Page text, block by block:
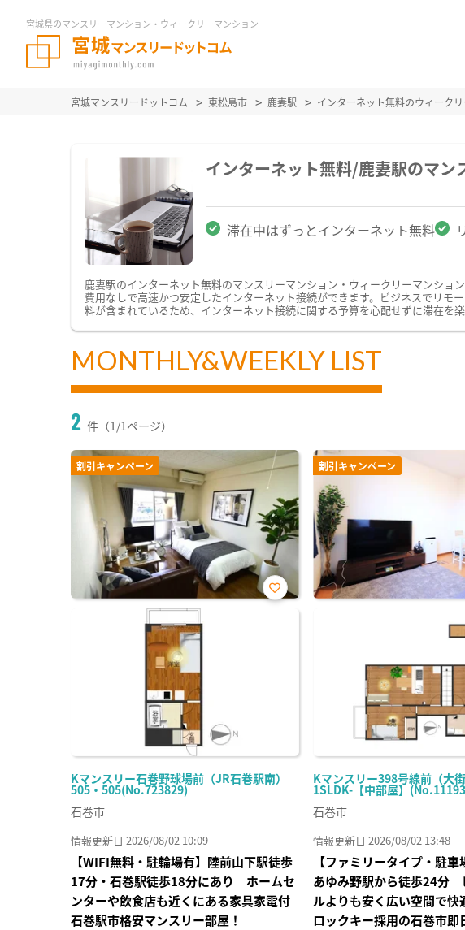
宮城県のマンスリーマンション・ウィークリーマンション
宮城マンスリードットコム 東松島市 鹿妻駅 インターネット無料のウィーク
インターネット無料/鹿妻駅のマ
滞在中はずっとインターネット無料
鹿妻駅のインターネット無料のマンスリーマンション・ウィークリーマンシ
費用なしで高速かつ安定したインターネット接続ができます。ビジネスでリ
料が含まれているため、インターネット接続に関する予算を心配せずに滞在を楽
MONTHLY&WEEKLY LIST
2 件（1/1ページ）
割引キャンペーン
Kマンスリー石巻野球場前（JR石巻駅南）
505・505(No.723829)
お気
石巻市
情報更新日 2026/08/02 10:09
【WIFI無料・駐輪場有】陸前山下駅徒歩
17分・石巻駅徒歩18分にあり ホームセ
ンターや飲食店も近くにある家具家電付
石巻駅市格安マンスリー部屋！
割引キャンペーン
Kマンスリー398号線前（大
1SLDK-【中部屋】
石巻市
情報更新日 2026/08/02 13:48
【ファミリータイプ・駐
あゆみ野駅から徒歩24分
ルよりも安く広い空間で快
ロックキー採用の石巻市即